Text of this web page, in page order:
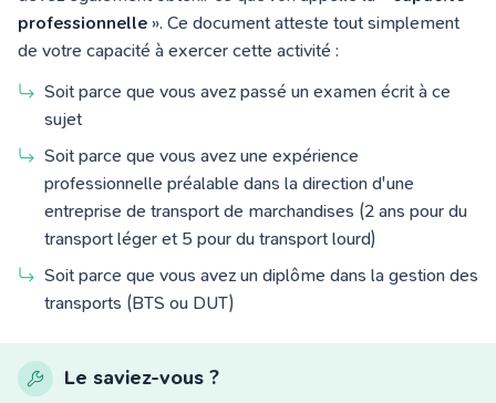
professionnelle ». Ce document atteste tout simplement
de votre capacité à exercer cette activité :
Soit parce que vous avez passé un examen écrit à ce
sujet
Soit parce que vous avez une expérience
professionnelle préalable dans la direction d'une
entreprise de transport de marchandises (2 ans pour du
transport léger et 5 pour du transport lourd)
Soit parce que vous avez un diplôme dans la gestion des
transports (BTS ou DUT)
Le saviez-vous ?